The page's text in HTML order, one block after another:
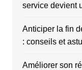
service devient
Anticiper la fin
: conseils et
Améliorer son